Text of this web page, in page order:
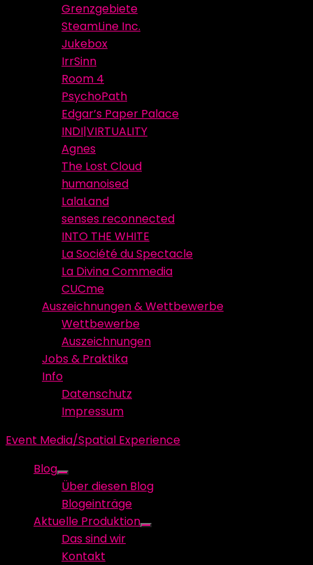
Grenzgebiete
SteamLine Inc.
Jukebox
IrrSinn
Room 4
PsychoPath
Edgar’s Paper Palace
INDI|VIRTUALITY
Agnes
The Lost Cloud
humanoised
LalaLand
senses reconnected
INTO THE WHITE
La Société du Spectacle
La Divina Commedia
CUCme
Auszeichnungen & Wettbewerbe
Wettbewerbe
Auszeichnungen
Jobs & Praktika
Info
Datenschutz
Impressum
Event Media/Spatial Experience
Blog
Show
sub
menu
Über diesen Blog
Blogeinträge
Aktuelle Produktion
Show
Das sind wir
Kontakt